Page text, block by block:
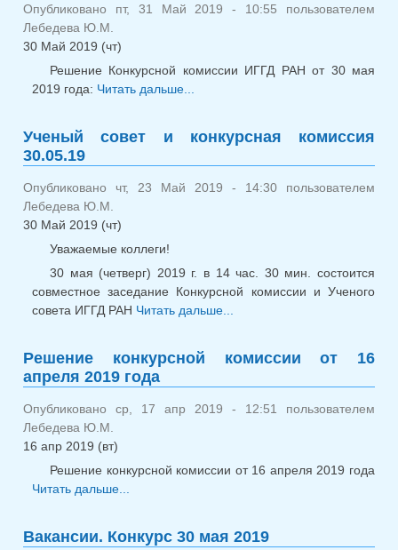
Опубликовано пт, 31 Май 2019 - 10:55 пользователем
Лебедева Ю.М.
30 Май 2019 (чт)
Решение Конкурсной комиссии ИГГД РАН от 30 мая
2019 года: Читать дальше...
Ученый совет и конкурсная комиссия
30.05.19
Опубликовано чт, 23 Май 2019 - 14:30 пользователем
Лебедева Ю.М.
30 Май 2019 (чт)
Уважаемые коллеги!
30 мая (четверг) 2019 г. в 14 час. 30 мин. состоится
совместное заседание Конкурсной комиссии и Ученого
совета ИГГД РАН Читать дальше...
Решение конкурсной комиссии от 16
апреля 2019 года
Опубликовано ср, 17 апр 2019 - 12:51 пользователем
Лебедева Ю.М.
16 апр 2019 (вт)
Решение конкурсной комиссии от 16 апреля 2019 года
Читать дальше...
Вакансии. Конкурс 30 мая 2019